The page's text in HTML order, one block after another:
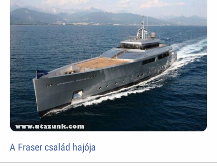
A Fraser család hajója